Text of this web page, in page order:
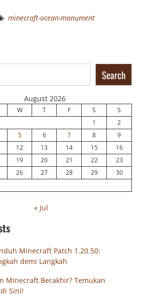
minecraft-ocean-monument
Search
August 2026
W T F S
S
1
2
5 6 7 8
9
12 13 14 15
16
19 20 21 22
23
26 27 28 29
30
« Jul
Minecraft Patch 1.20.50:
demi Langkah
Minecraft Berakhir? Temukan
Sini!